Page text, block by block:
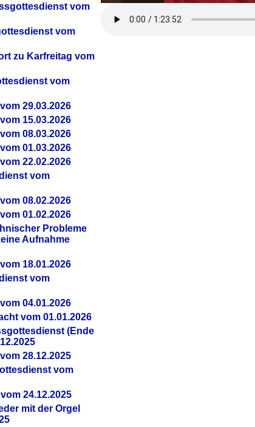
vom
vom
zu Karfreitag vom
vom
29.03.2026
15.03.2026
08.03.2026
01.03.2026
22.02.2026
vom
08.02.2026
01.02.2026
Probleme
Aufnahme
18.01.2026
vom
04.01.2026
vom 01.01.2026
(Ende
28.12.2025
vom
24.12.2025
mit der Orgel